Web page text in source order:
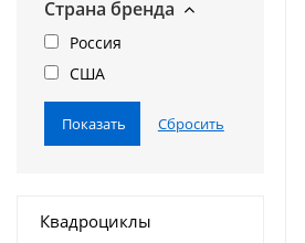
Страна бренда
Россия
США
Квадроциклы